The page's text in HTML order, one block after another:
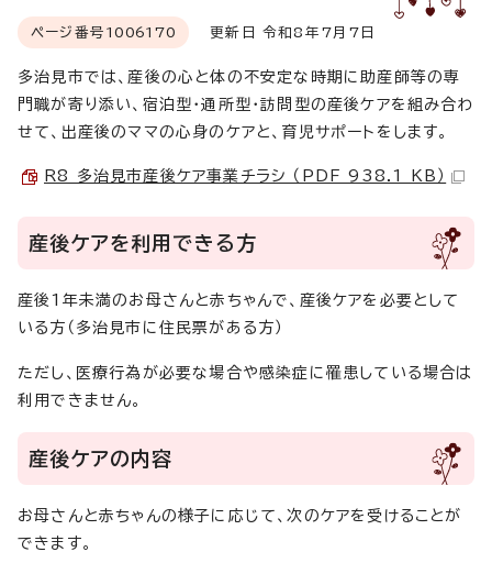
ページ番号 1006170 更新日 令和8年7月7日
多治見市では、産後の心と体の不安定な時期に助産師等の専
門職が寄り添い、宿泊型・通所型・訪問型の産後ケアを組み合わ
せて、出産後のママの心身のケアと、育児サポートをします。
R8 多治見市産後ケア事業チラシ （PDF 938.1 KB）
産後ケアを利用できる方
産後1年未満のお母さんと赤ちゃんで、産後ケアを必要として
いる方（多治見市に住民票がある方）
ただし、医療行為が必要な場合や感染症に罹患している場合は
利用できません。
産後ケアの内容
お母さんと赤ちゃんの様子に応じて、次のケアを受けることが
できます。